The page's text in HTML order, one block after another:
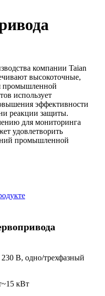
компании Taian
высокоточные,
промышленной
использует
эффективности
реакции защиты.
для мониторинга
удовлетворить
промышленной
В, одно/трехфазный
кВт